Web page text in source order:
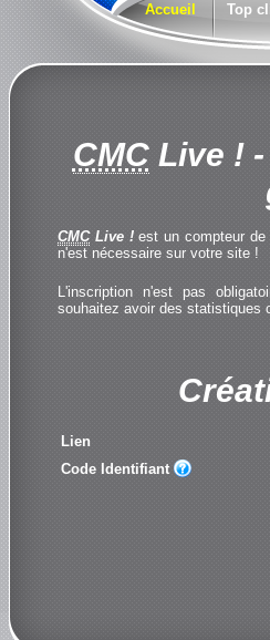
Accueil Top
CMCLive !-
CMCLive !est un compteur de
n'est nécessaire sur votre site !
L'inscription n'est pas
souhaitez avoir des statistiques
Lien
Code Identifiant